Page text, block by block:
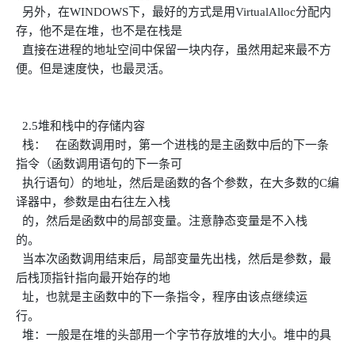
另外，在WINDOWS下，最好的方式是用VirtualAlloc分配内
存，他不是在堆，也不是在栈是
直接在进程的地址空间中保留一块内存，虽然用起来最不方
便。但是速度快，也最灵活。
2.5堆和栈中的存储内容
栈： 在函数调用时，第一个进栈的是主函数中后的下一条
指令（函数调用语句的下一条可
执行语句）的地址，然后是函数的各个参数，在大多数的C编
译器中，参数是由右往左入栈
的，然后是函数中的局部变量。注意静态变量是不入栈
的。
当本次函数调用结束后，局部变量先出栈，然后是参数，最
后栈顶指针指向最开始存的地
址，也就是主函数中的下一条指令，程序由该点继续运
行。
堆：一般是在堆的头部用一个字节存放堆的大小。堆中的具